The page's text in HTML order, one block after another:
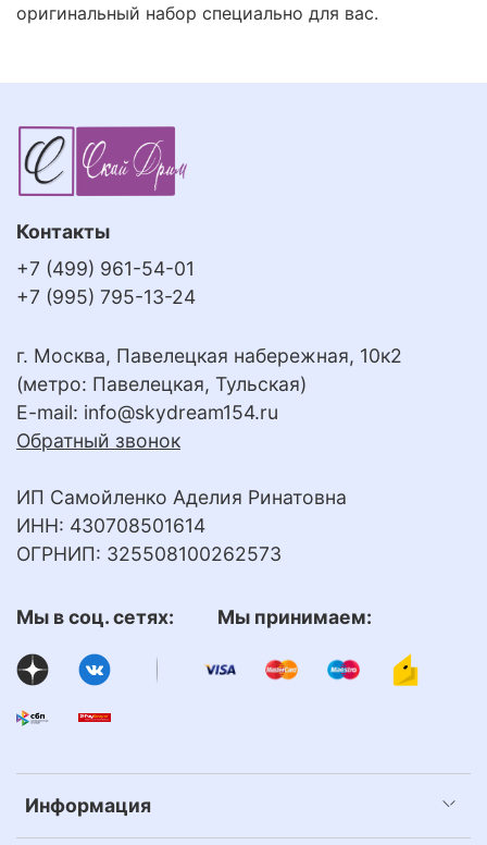
оригинальный набор специально для вас.
Информация
Контакты
+7 (499) 961-54-01
+7 (995) 795-13-24
г. Москва, Павелецкая набережная, 10к2
(метро: Павелецкая, Тульская)
E-mail: info@skydream154.ru
Обратный звонок
ИП Самойленко Аделия Ринатовна
ИНН: 430708501614
ОГРНИП: 325508100262573
Мы в соц. сетях: Мы принимаем: